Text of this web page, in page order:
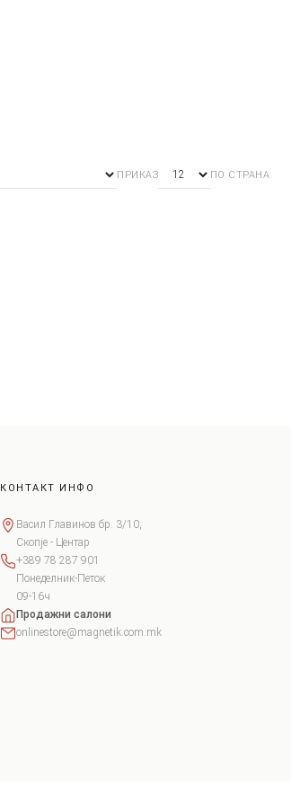
ПРИКАЗ ПО СТРАНА
КОНТАКТ ИНФО
Васил Главинов бр. 3/10,
Скопје - Центар
+389 78 287 901
Понеделник-Петок
09-16ч
Продажни салони
onlinestore@magnetik.com.mk